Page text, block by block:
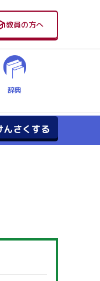
教員の方へ
辞典